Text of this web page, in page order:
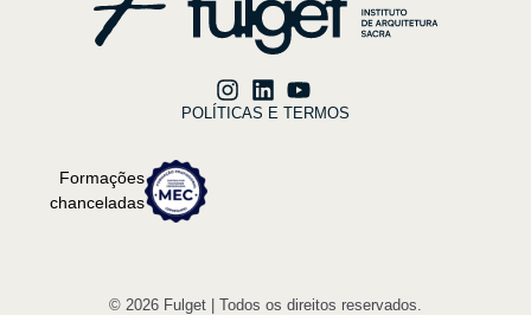
POLÍTICAS E TERMOS
Formações
chanceladas
© 2026 Fulget | Todos os direitos reservados.